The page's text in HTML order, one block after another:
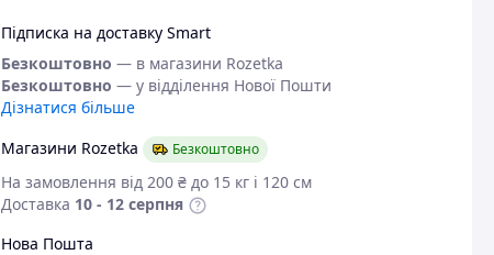
Підписка на доставку Smart
Безкоштовно — в магазини Rozetka
Безкоштовно — у відділення Нової Пошти
Дізнатися більше
Магазини Rozetka
Безкоштовно
На замовлення від 200 ₴ до 15 кг і 120 см
Доставка 10 - 12 серпня
Нова Пошта